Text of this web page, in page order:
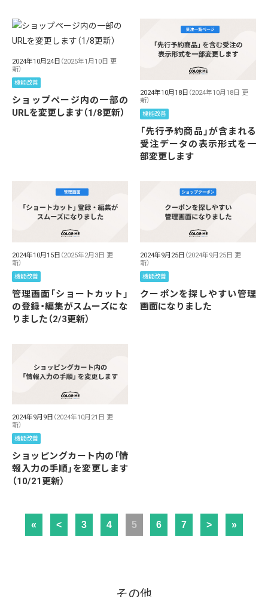
2024年10月24日 （2025年1月10日 更
新）
機能改善
ショップページ内の一部の
URLを変更します（1/8更新）
2024年10月18日 （2024年10月18日 更
新）
機能改善
「先行予約商品」が含まれる
受注データの表示形式を一
部変更します
2024年10月15日 （2025年2月3日 更
新）
機能改善
管理画面「ショートカット」
の登録・編集がスムーズにな
りました（2/3更新）
2024年9月25日 （2024年9月25日 更
新）
機能改善
クーポンを探しやすい管理
画面になりました
2024年9月9日 （2024年10月21日 更
新）
機能改善
ショッピングカート内の「情
報入力の手順」を変更します
（10/21更新）
« < 3 4 5 6 7 > »